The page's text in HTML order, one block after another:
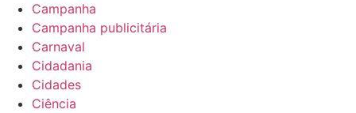
Campanha
Campanha publicitária
Carnaval
Cidadania
Cidades
Ciência